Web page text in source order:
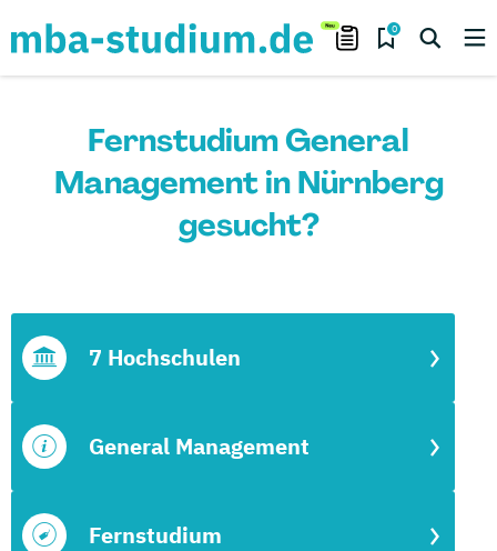
0
Fernstudium General
Management in Nürnberg
gesucht?
Fernstudium
General Management
7 Hochschulen